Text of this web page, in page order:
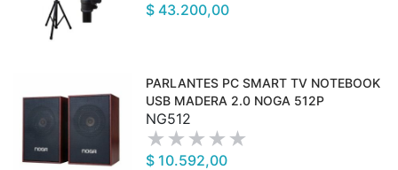
$ 43.200,00
PARLANTES PC SMART TV NOTEBOOK
USB MADERA 2.0 NOGA 512P
NG512
$ 10.592,00